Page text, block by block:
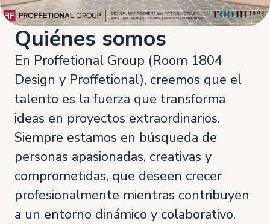
Quiénes somos
En Proffetional Group (Room 1804
Design y Proffetional), creemos que el
talento es la fuerza que transforma
ideas en proyectos extraordinarios.
Siempre estamos en búsqueda de
personas apasionadas, creativas y
comprometidas, que deseen crecer
profesionalmente mientras contribuyen
a un entorno dinámico y colaborativo.